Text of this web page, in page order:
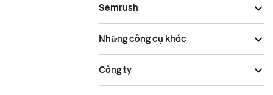
Semrush
Những công cụ khác
Công ty